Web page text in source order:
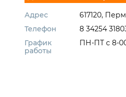
Адрес
617120,
Телефон
8 34254
График
работы
ПН-ПТ с 8-